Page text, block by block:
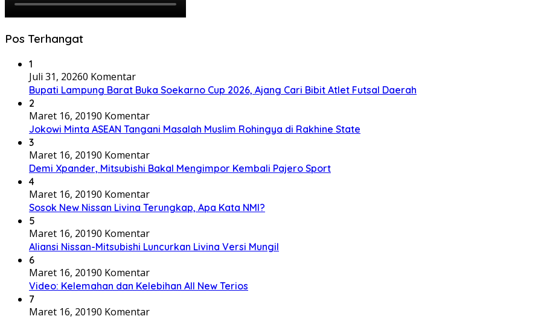
Pos Terhangat
1
Juli 31, 20260 Komentar
Bupati Lampung Barat Buka Soekarno Cup 2026, Ajang Cari Bibit Atlet Futsal Daerah
2
Maret 16, 20190 Komentar
Jokowi Minta ASEAN Tangani Masalah Muslim Rohingya di Rakhine State
3
Maret 16, 20190 Komentar
Demi Xpander, Mitsubishi Bakal Mengimpor Kembali Pajero Sport
4
Maret 16, 20190 Komentar
Sosok New Nissan Livina Terungkap, Apa Kata NMI?
5
Maret 16, 20190 Komentar
Aliansi Nissan-Mitsubishi Luncurkan Livina Versi Mungil
6
Maret 16, 20190 Komentar
Video: Kelemahan dan Kelebihan All New Terios
7
Maret 16, 20190 Komentar